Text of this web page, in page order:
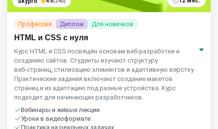
Профессия Диплом Для новичков
HTML и CSS с нуля
Курс HTML и CSS посвящён основам веб‑разработки и
созданию сайтов. Студенты изучают структуру
веб‑страниц, стилизацию элементов и адаптивную верстку.
Практические задания включают создание макетов
страниц и их адаптацию под разные устройства. Курс
подходит для начинающих разработчиков.
Вебинары и живые лекции
Уроки в видеоформате
Практика на реальных задачах